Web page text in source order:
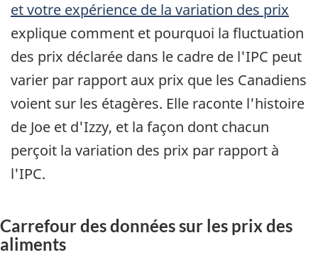
et votre expérience de la variation des prix
explique comment et pourquoi la fluctuation
des prix déclarée dans le cadre de l'IPC peut
varier par rapport aux prix que les Canadiens
voient sur les étagères. Elle raconte l'histoire
de Joe et d'Izzy, et la façon dont chacun
perçoit la variation des prix par rapport à
l'IPC.
Carrefour des données sur les prix des
aliments